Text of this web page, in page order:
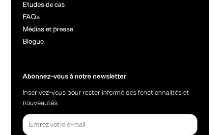
Etudes de cas
FAQs
Médias et presse
Blogue
Abonnez-vous à notre newsletter
Inscrivez-vous pour rester informé des fonctionnalités et
nouveautés.